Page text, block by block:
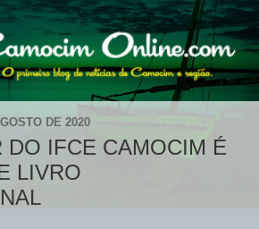
DE 2020
DO IFCE CAMOCIM É
LIVRO